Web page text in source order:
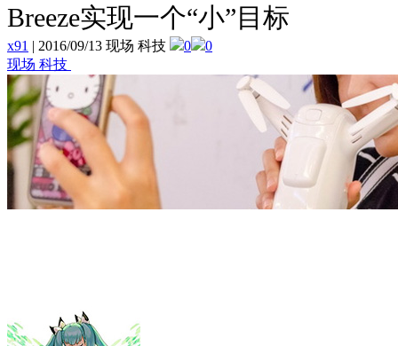
Breeze实现一个“小”目标
x91 | 2016/09/13 现场 科技 0
0
现场 科技